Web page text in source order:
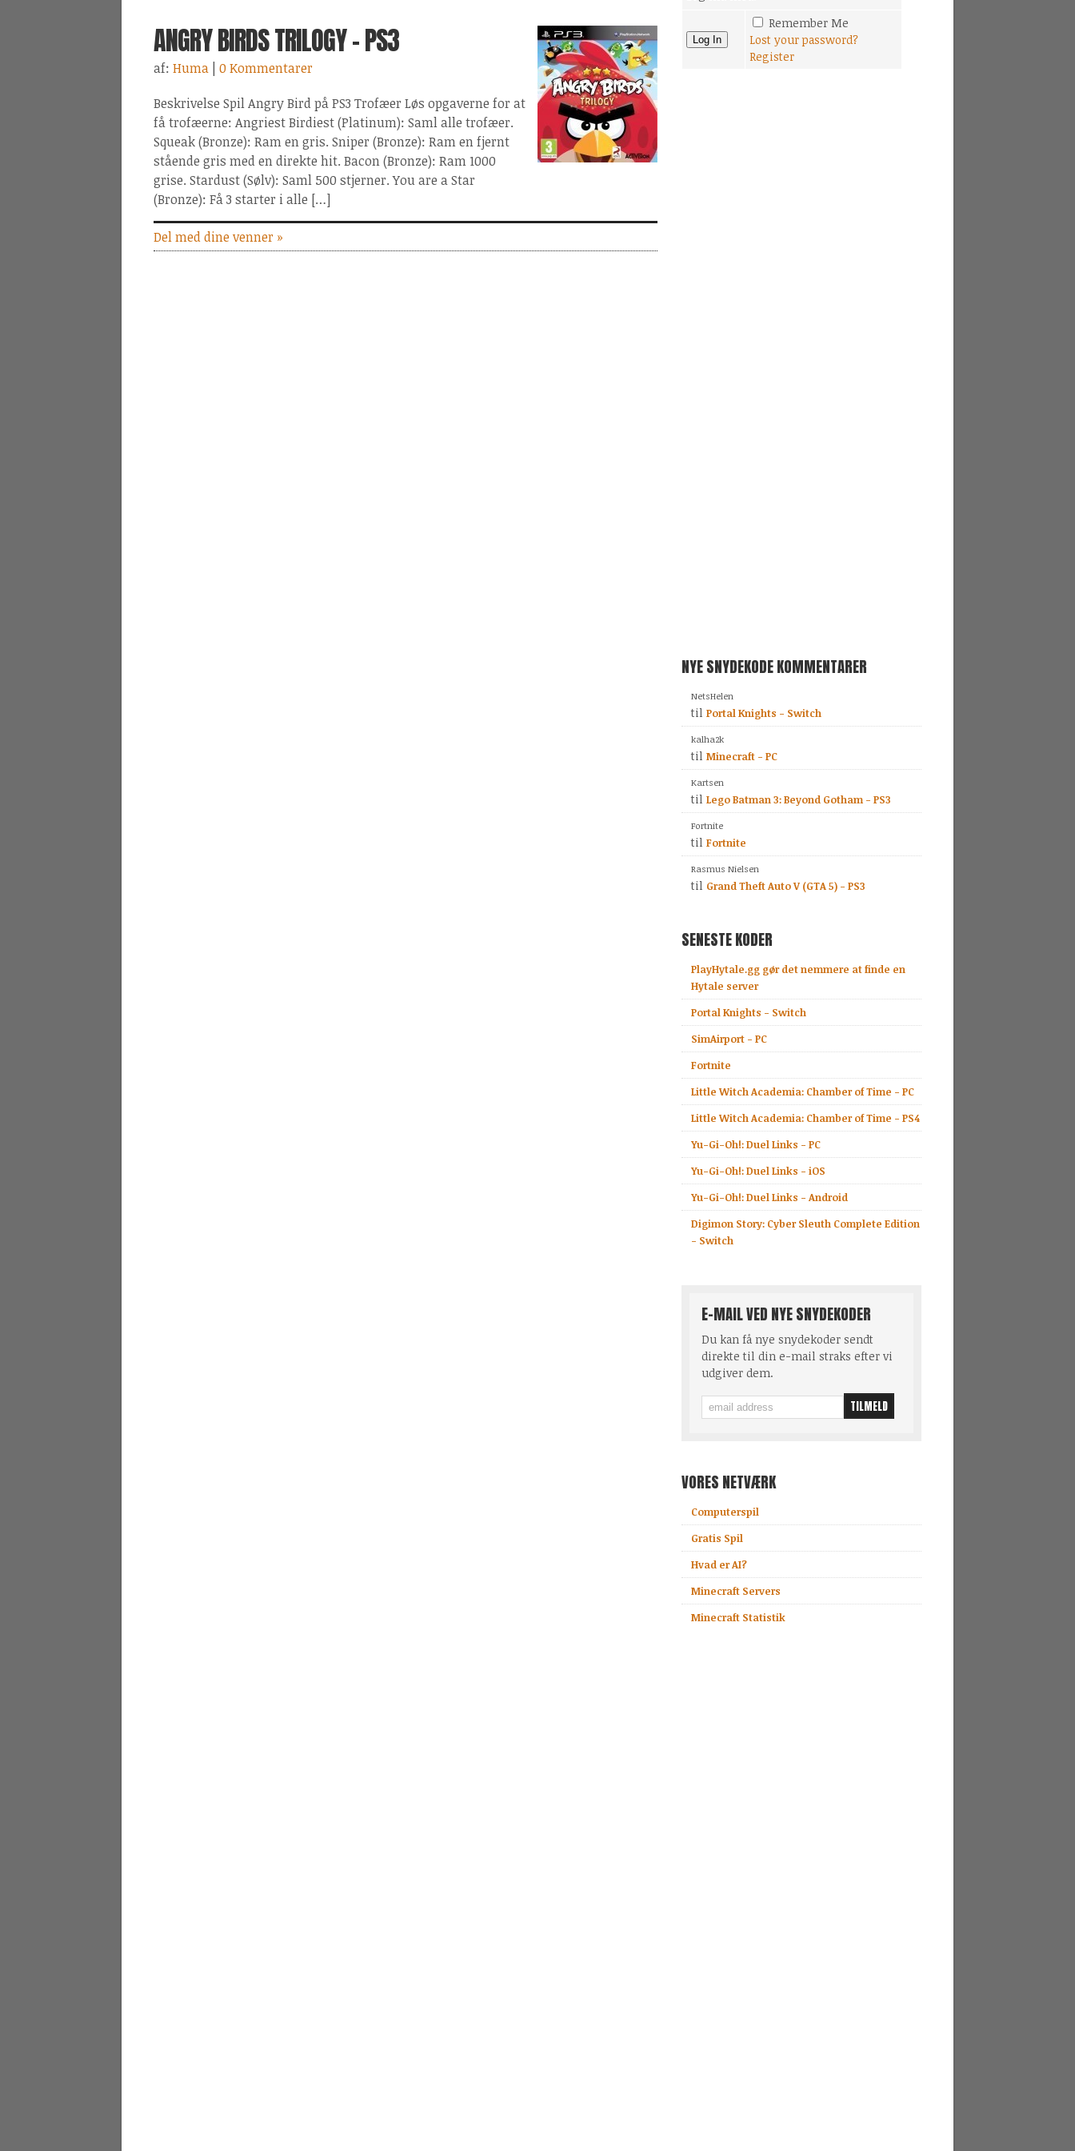
ANGRY BIRDS TRILOGY - PS3
af: Huma 0 Kommentarer
Beskrivelse Spil Angry Bird på PS3 Trofæer Løs opgaverne for at
få trofæerne: Angriest Birdiest (Platinum): Saml alle trofæer.
Squeak (Bronze): Ram en gris. Sniper (Bronze): Ram en fjernt
stående gris med en direkte hit. Bacon (Bronze): Ram 1000
grise. Stardust (Sølv): Saml 500 stjerner. You are a Star
(Bronze): Få 3 starter i alle […]
Del med dine venner »
Remember Me
Lost your password?
Register
NYE SNYDEKODE KOMMENTARER
NetsHelen
til Portal Knights - Switch
kalha2k
til Minecraft - PC
Kartsen
til Lego Batman 3: Beyond Gotham - PS3
Fortnite
til Fortnite
Rasmus Nielsen
til Grand Theft Auto V (GTA 5) - PS3
SENESTE KODER
PlayHytale.gg gør det nemmere at finde en
Hytale server
Portal Knights - Switch
SimAirport - PC
Fortnite
Little Witch Academia: Chamber of Time - PC
Little Witch Academia: Chamber of Time - PS4
Yu-Gi-Oh!: Duel Links - PC
Yu-Gi-Oh!: Duel Links - iOS
Yu-Gi-Oh!: Duel Links - Android
Digimon Story: Cyber Sleuth Complete Edition
- Switch
E-MAIL VED NYE SNYDEKODER
Du kan få nye snydekoder sendt
direkte til din e-mail straks efter vi
udgiver dem.
VORES NETVÆRK
Computerspil
Gratis Spil
Hvad er AI?
Minecraft Servers
Minecraft Statistik